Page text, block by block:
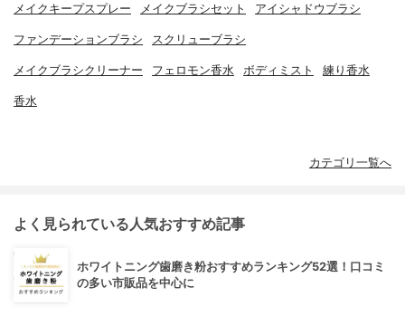
メイクキープスプレー メイクブラシセット アイシャドウブラシ
ファンデーションブラシ スクリューブラシ
メイクブラシクリーナー フェロモン香水 ボディミスト 練り香水
香水
カテゴリ一覧へ
よく見られている人気おすすめ記事
ホワイトニング歯磨き粉おすすめランキング52選！口コミ
の多い市販品を中心に